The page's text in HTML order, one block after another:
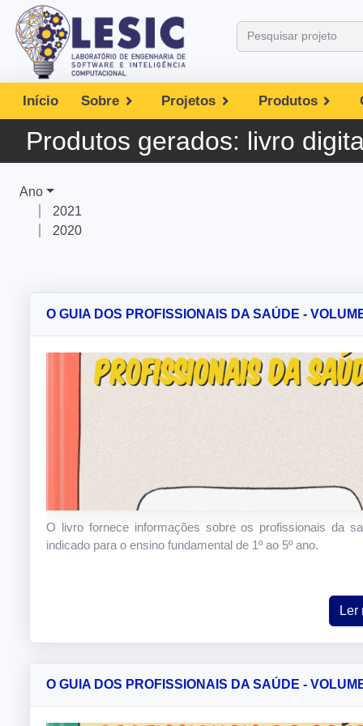
Início Sobre Projetos Produtos
Produtos gerados: livro
Ano
2021
2020
O GUIA DOS PROFISSIONAIS DA SAÚDE -
O livro fornece informações sobre os profissionais da
indicado para o ensino fundamental de 1º ao 5º ano.
Ler
O GUIA DOS PROFISSIONAIS DA SAÚDE -